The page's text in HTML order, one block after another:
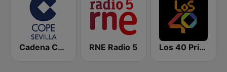
Cadena COPE Sevilla RNE Radio 5 Los 40 Principales